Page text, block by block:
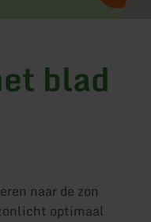
blad
naar de zon
optimaal